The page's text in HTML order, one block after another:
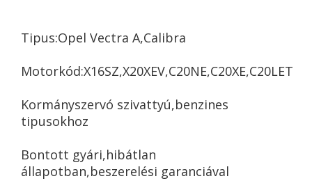
Tipus:Opel Vectra A,Calibra
Motorkód:X16SZ,X20XEV,C20NE,C20XE,C20LET
Kormányszervó szivattyú,benzines
tipusokhoz
Bontott gyári,hibátlan
állapotban,beszerelési garanciával